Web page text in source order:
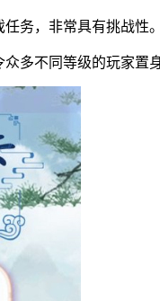
务，非常具有挑战性。
多不同等级的玩家置